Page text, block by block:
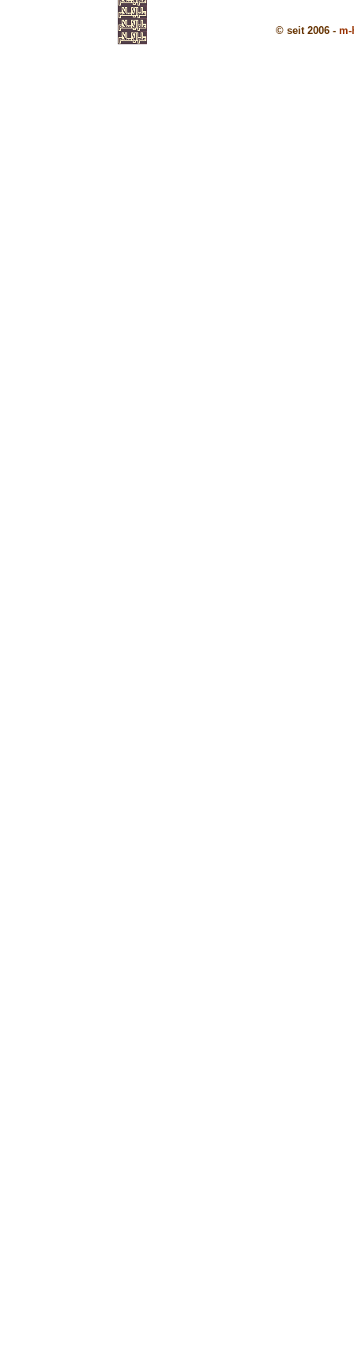
© seit 2006 - m-